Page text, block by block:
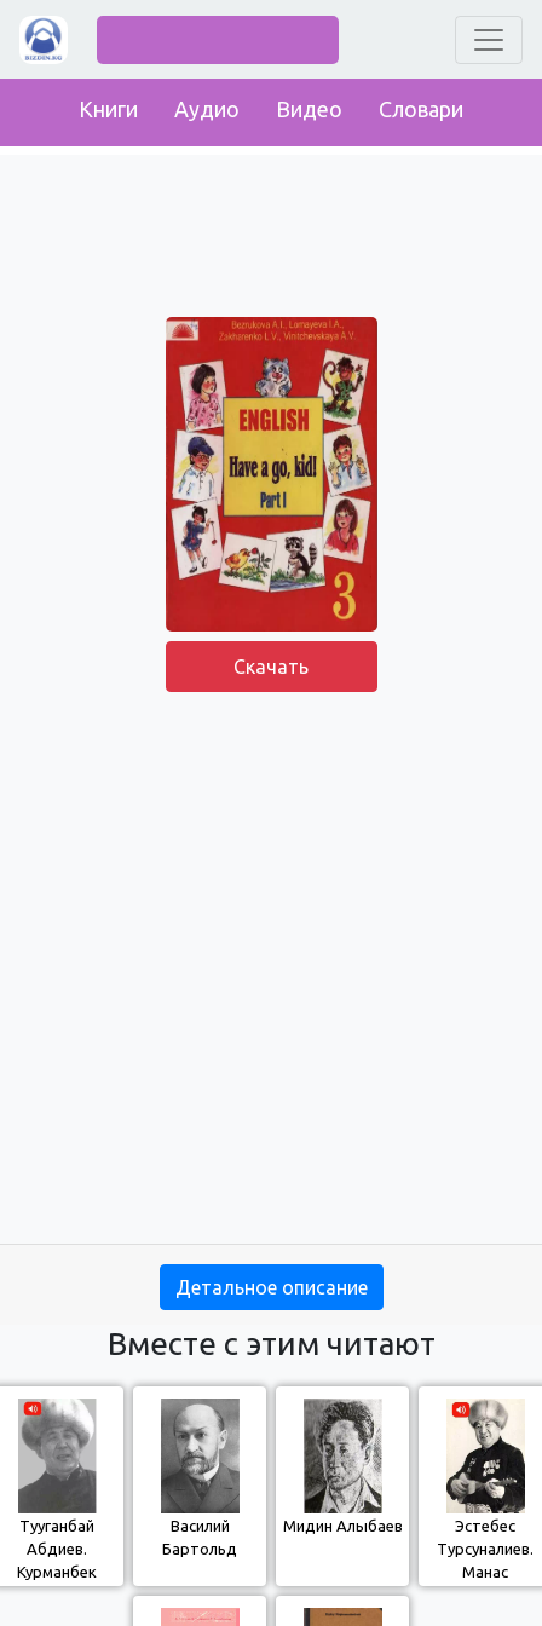
Книги Аудио Видео Словари
Скачать
Детальное описание
Вместе с этим читают
Тууганбай
Абдиев.
Курманбек
Василий
Бартольд
Мидин Алыбаев
Эстебес
Турсуналиев.
Манас
Эсенкандын